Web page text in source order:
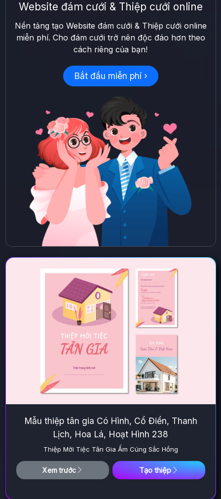
Website đám cưới & Thiệp cưới online
Nền tảng tạo Website đám cưới & Thiệp cưới online
miễn phí. Cho đám cưới trở nên độc đáo hơn theo
cách riêng của bạn!
Bắt đầu miễn phí ›
Mẫu thiệp tân gia Có Hình, Cổ Điển, Thanh
Lịch, Hoa Lá, Hoạt Hình 238
Thiệp Mời Tiệc Tân Gia Ấm Cúng Sắc Hồng
Xem trước Tạo thiệp